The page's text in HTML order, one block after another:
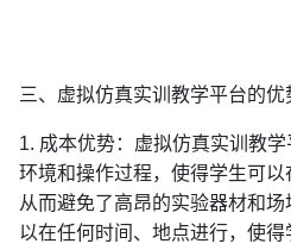
三、虚拟仿真实训教学平台的优
1. 成本优势：虚拟仿真实训教
环境和操作过程，使得学生可以
从而避免了高昂的实验器材和
以在任何时间、地点进行，使